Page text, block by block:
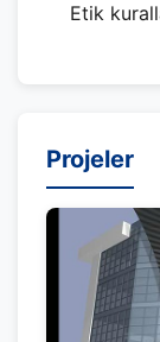
Etik
Projeler